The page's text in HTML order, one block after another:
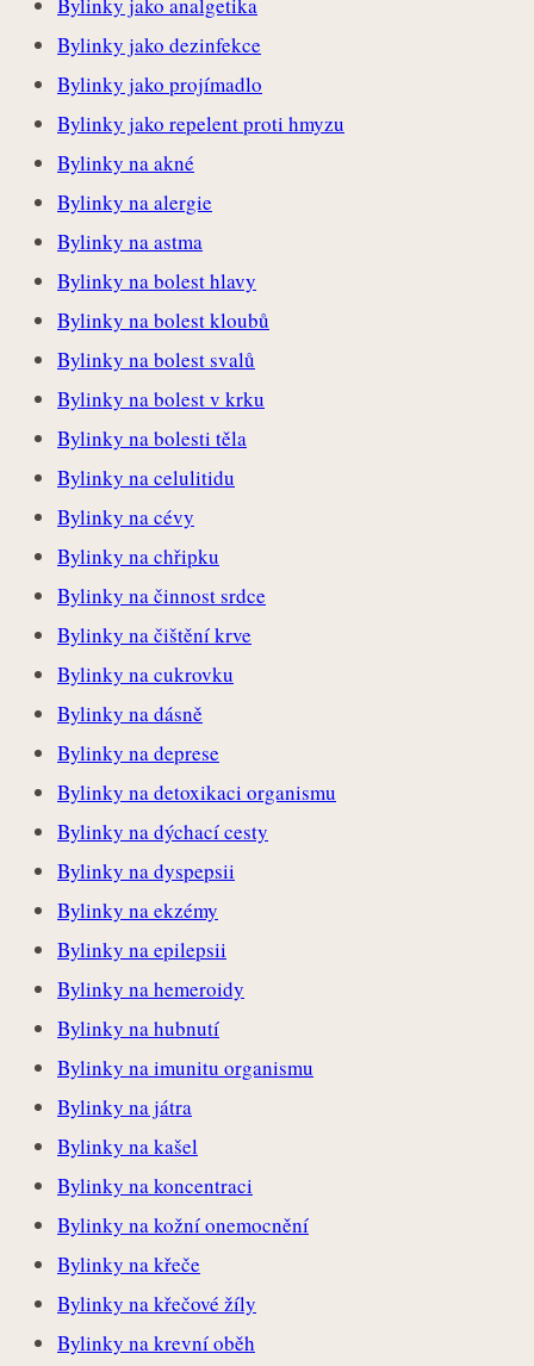
Bylinky jako dezinfekce
Bylinky jako projímadlo
Bylinky jako repelent proti hmyzu
Bylinky na akné
Bylinky na alergie
Bylinky na astma
Bylinky na bolest hlavy
Bylinky na bolest kloubů
Bylinky na bolest svalů
Bylinky na bolest v krku
Bylinky na bolesti těla
Bylinky na celulitidu
Bylinky na cévy
Bylinky na chřipku
Bylinky na činnost srdce
Bylinky na čištění krve
Bylinky na cukrovku
Bylinky na dásně
Bylinky na deprese
Bylinky na detoxikaci organismu
Bylinky na dýchací cesty
Bylinky na dyspepsii
Bylinky na ekzémy
Bylinky na epilepsii
Bylinky na hemeroidy
Bylinky na hubnutí
Bylinky na imunitu organismu
Bylinky na játra
Bylinky na kašel
Bylinky na koncentraci
Bylinky na kožní onemocnění
Bylinky na křeče
Bylinky na křečové žíly
Bylinky na krevní oběh